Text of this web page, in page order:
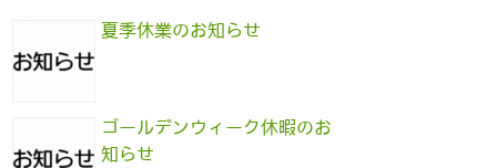
夏季休業のお知らせ
ゴールデンウィーク休暇のお
知らせ